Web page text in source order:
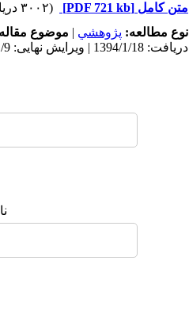
متن کامل [PDF 721 kb]
(۳۰۰۲ دریافت)
نوع مطالعه: پژوهشي | موضوع
دریافت: 1394/1/18 | ویرایش نهایی: 1395/11/9 | پذیرش: 1395/5/26 | انتشار: 1395/10/1 | انتشار الکترونیک: 1395/10/1